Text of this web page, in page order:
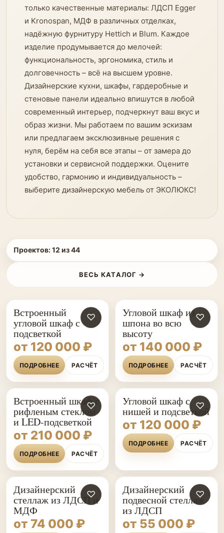
только качественные материалы: ЛДСП Egger
и Kronospan, МДФ в различных отделках,
надёжную фурнитуру Hettich и Blum. Каждое
изделие продумывается до мелочей:
функциональность, эргономика, стиль и
долговечность – всё на высшем уровне.
Дизайнерские кухни, шкафы, гардеробные и
стеновые панели идеально впишутся в любой
современный интерьер, подчеркнут ваш вкус и
образ жизни. Мы работаем по вашим эскизам
или предлагаем эксклюзивные решения с
нуля, берём на себя все этапы – от замера до
установки и сервисной поддержки. Оцените
удобство, гармонию и индивидуальность –
выберите дизайнерскую мебель от ЭКОЛЮКС!
Проектов:12 из44
ВЕСЬ КАТАЛОГ →
♡
Встроенный
угловой шкаф с
подсветкой
от 120 000 ₽
ПОДРОБНЕЕ РАСЧЁТ
♡
Угловой шкаф из
шпона во всю
высоту
от 140 000 ₽
ПОДРОБНЕЕ РАСЧЁТ
♡
Встроенный шкаф с
рифленым стеклом
и LED-подсветкой
от 210 000 ₽
ПОДРОБНЕЕ РАСЧЁТ
♡
Угловой шкаф с
нишей и подсветкой
от 120 000 ₽
ПОДРОБНЕЕ РАСЧЁТ
♡
Дизайнерский
стеллаж из ЛДСП и
МДФ
от 74 000 ₽
♡
Дизайнерский
подвесной стеллаж
из ЛДСП
от 55 000 ₽